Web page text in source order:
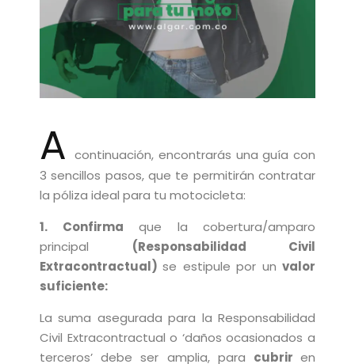
A continuación, encontrarás una guía con
3 sencillos pasos, que te permitirán contratar
la póliza ideal para tu motocicleta:
1. Confirma que la cobertura/amparo
principal (Responsabilidad Civil
Extracontractual)se estipule por unvalor
suficiente:
La suma asegurada para la Responsabilidad
Civil Extracontractual o ‘daños ocasionados a
terceros’ debe ser amplia, para cubriren